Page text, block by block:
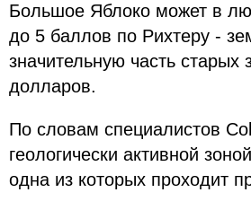
Большое Яблоко может в
до 5 баллов по Рихтеру -
значительную часть
долларов.
По словам специалистов
геологически активной
одна из которых проходит